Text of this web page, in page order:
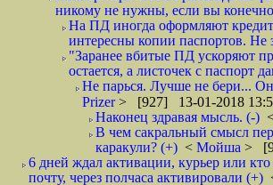
никому не нужны, если вы
На ПД иногда оформляют
интересны копии паспортов. Не
"Заранее вбитые ПД ускоряют
остается, а листочек с паспорт
Не парься. Лучше не бери...
Prizer> [927] 13-01-2018
Наконец здравая мысль. (-)
В чем сакральный смысл
каракули? (+) < Мойша >
6 дней ждал активации, курьер или
почту, через полчаса активировали (+)